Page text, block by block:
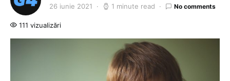
26 iunie 2021 1 minute read No comments
111 vizualizări